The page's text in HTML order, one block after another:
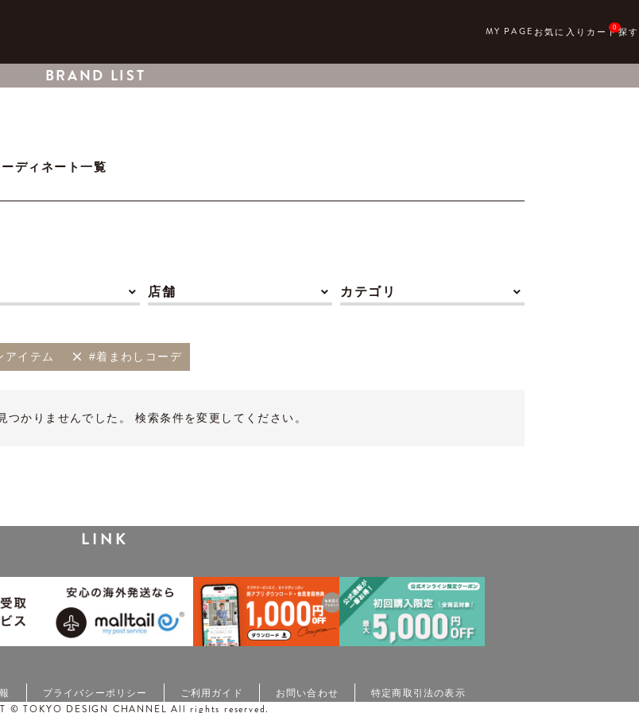
0
BRAND LIST
ーディネート一覧
店舗 カテゴリ
アイテム #着まわしコーデ
かりませんでした。 検索条件を変更してください。
LINK
プライバシーポリシー ご利用ガイド お問い合わせ 特定商取引法の表示
© TOKYO DESIGN CHANNEL All rights reserved.